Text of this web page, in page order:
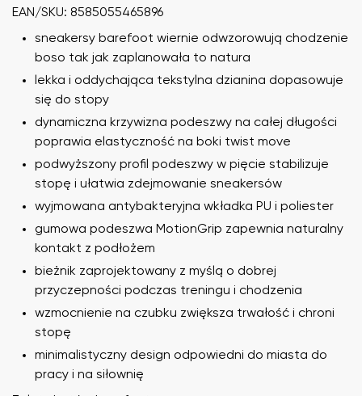
EAN/SKU: 8585055465896
sneakersy barefoot wiernie odwzorowują chodzenie
boso tak jak zaplanowała to natura
lekka i oddychająca tekstylna dzianina dopasowuje
się do stopy
dynamiczna krzywizna podeszwy na całej długości
poprawia elastyczność na boki twist move
podwyższony profil podeszwy w pięcie stabilizuje
stopę i ułatwia zdejmowanie sneakersów
wyjmowana antybakteryjna wkładka PU i poliester
gumowa podeszwa MotionGrip zapewnia naturalny
kontakt z podłożem
bieżnik zaprojektowany z myślą o dobrej
przyczepności podczas treningu i chodzenia
wzmocnienie na czubku zwiększa trwałość i chroni
stopę
minimalistyczny design odpowiedni do miasta do
pracy i na siłownię